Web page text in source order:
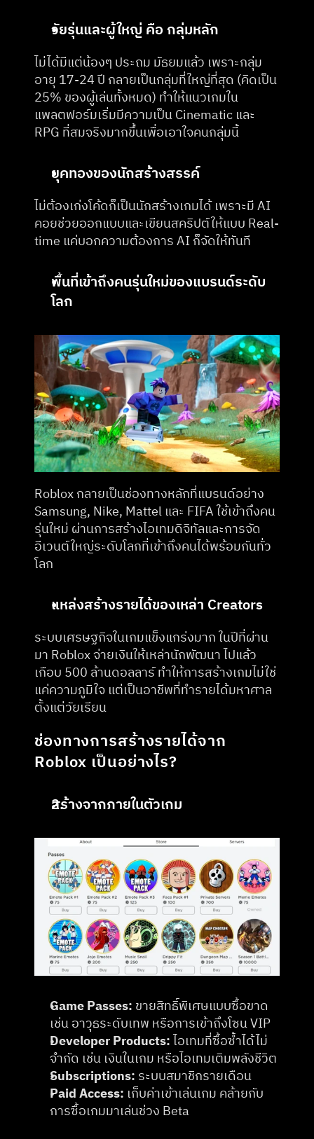
วัยรุ่นและผู้ใหญ่ คือ กลุ่มหลัก
ไม่ได้มีแต่น้องๆ ประถม มัธยมแล้ว เพราะกลุ่ม
อายุ 17-24 ปี กลายเป็นกลุ่มที่ใหญ่ที่สุด (คิดเป็น
25% ของผู้เล่นทั้งหมด) ทำให้แนวเกมใน
แพลตฟอร์มเริ่มมีความเป็น Cinematic และ
RPG ที่สมจริงมากขึ้นเพื่อเอาใจคนกลุ่มนี้
ยุคทองของนักสร้างสรรค์
ไม่ต้องเก่งโค้ดก็เป็นนักสร้างเกมได้ เพราะมี AI
คอยช่วยออกแบบและเขียนสคริปต์ให้แบบ Real-
time แค่บอกความต้องการ AI ก็จัดให้ทันที
พื้นที่เข้าถึงคนรุ่นใหม่ของแบรนด์ระดับ
โลก
Roblox กลายเป็นช่องทางหลักที่แบรนด์อย่าง
Samsung, Nike, Mattel และ FIFA ใช้เข้าถึงคน
รุ่นใหม่ ผ่านการสร้างไอเทมดิจิทัลและการจัด
อีเวนต์ใหญ่ระดับโลกที่เข้าถึงคนได้พร้อมกันทั่ว
โลก
แหล่งสร้างรายได้ของเหล่า Creators
ระบบเศรษฐกิจในเกมแข็งแกร่งมาก ในปีที่ผ่าน
มา Roblox จ่ายเงินให้เหล่านักพัฒนา ไปแล้ว
เกือบ 500 ล้านดอลลาร์ ทำให้การสร้างเกมไม่ใช่
แค่ความภูมิใจ แต่เป็นอาชีพที่ทำรายได้มหาศาล
ตั้งแต่วัยเรียน
ช่องทางการสร้างรายได้จาก
Roblox เป็นอย่างไร?
สร้างจากภายในตัวเกม
Game Passes: ขายสิทธิ์พิเศษแบบซื้อขาด
เช่น อาวุธระดับเทพ หรือการเข้าถึงโซน VIP
Developer Products: ไอเทมที่ซื้อซ้ำได้ไม่
จำกัด เช่น เงินในเกม หรือไอเทมเติมพลังชีวิต
Subscriptions: ระบบสมาชิกรายเดือน
Paid Access: เก็บค่าเข้าเล่นเกม คล้ายกับ
การซื้อเกมมาเล่นช่วง Beta